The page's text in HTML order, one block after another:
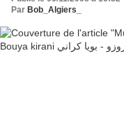
Par Bob_Algiers_